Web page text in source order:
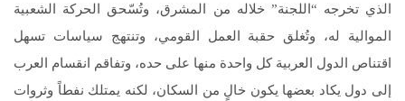
الذي تخرجه “اللجنة” خلاله من المشرق، وتُسّحق الحركة الشعبية
الموالية له، وتُغلق حقبة العمل القومي، وتنتهج سياسات تسهل
اقتناص الدول العربية كل واحدة منها على حده، وتفاقم انقسام العرب
إلى دول يكاد بعضها يكون خالٍ من السكان، لكنه يمتلك نفطاً وثروات